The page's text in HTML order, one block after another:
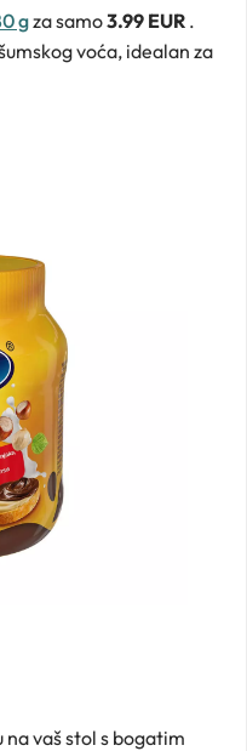
gza samo3.99 EUR .
voća, idealan za
vaš stol s bogatim